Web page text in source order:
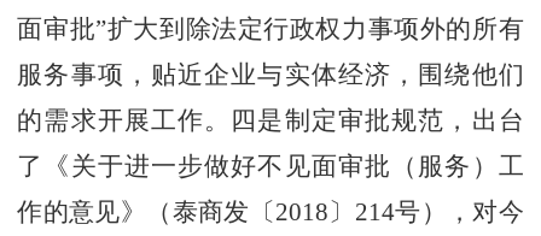
面审批”扩大到除法定行政权力事项外的所有
服务事项，贴近企业与实体经济，围绕他们
的需求开展工作。四是制定审批规范，出台
了《关于进一步做好不见面审批（服务）工
作的意见》（泰商发〔2018〕214号），对今